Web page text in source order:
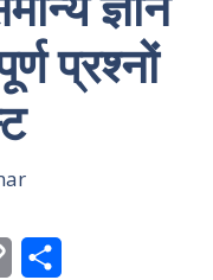
प्रश्नों